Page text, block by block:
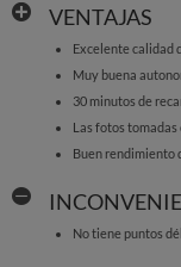
VENTAJAS
Excelente calidad
Muy buena
30 minutos de
Las fotos tomadas
Buen rendimiento
No tiene puntos